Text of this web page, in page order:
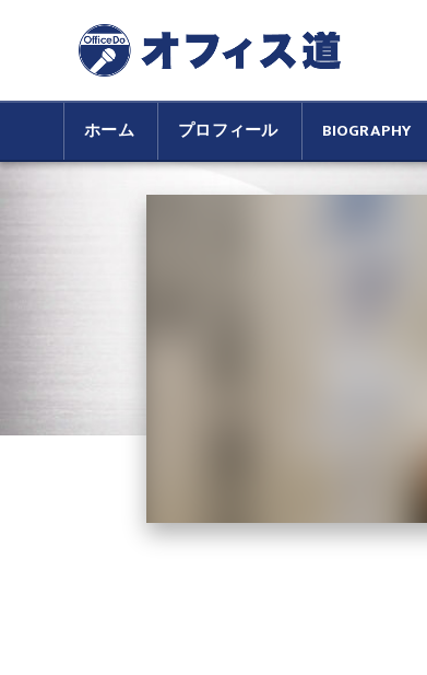
ホーム プロフィール BIOGRAPHY